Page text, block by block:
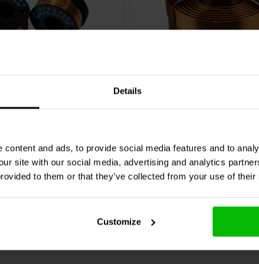
Details
content and ads, to provide social media features and to
site with our social media, advertising and analytics
to them or that they’ve collected from your use of
Customize
| 3% | 24 AWG
klantbeoordelingen
6 Auf Lager
000-1882
| 0,34 Ω | 3% | 17 AWG
1
Vergleichen